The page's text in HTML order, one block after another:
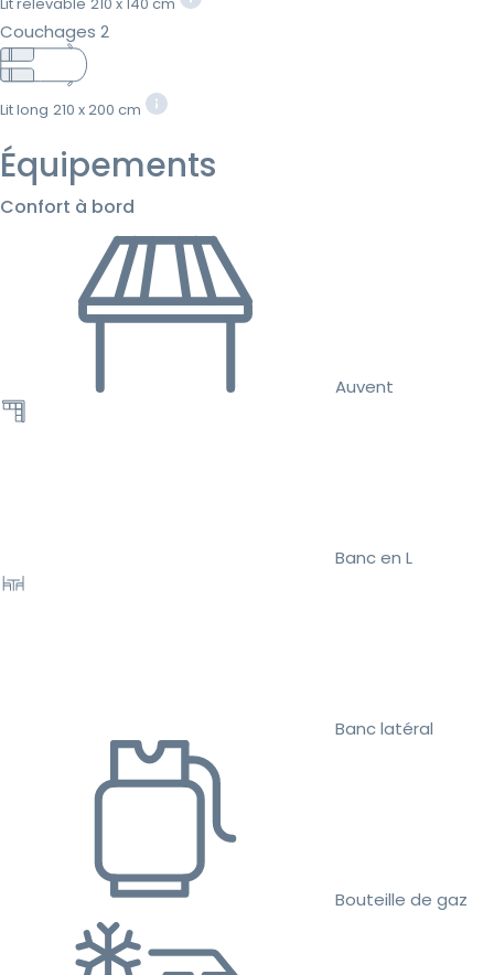
Couchages 2
Lit long 210 x 200 cm
Équipements
Confort à bord
Auvent
Banc en L
Banc latéral
Bouteille de gaz